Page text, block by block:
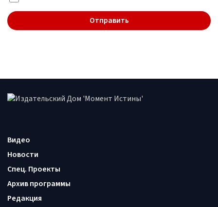
Видео
Новости
Спец. Проекты
Архив программы
Редакция